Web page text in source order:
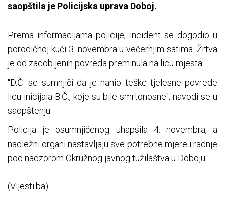
saopštila je Policijska uprava Doboj.
Prema informacijama policije, incident se dogodio u
porodičnoj kući 3. novembra u večernjim satima. Žrtva
je od zadobijenih povreda preminula na licu mjesta.
"D.Č. se sumnjiči da je nanio teške tjelesne povrede
licu inicijala B.Č., koje su bile smrtonosne", navodi se u
saopštenju.
Policija je osumnjičenog uhapsila 4. novembra, a
nadležni organi nastavljaju sve potrebne mjere i radnje
pod nadzorom Okružnog javnog tužilaštva u Doboju.
(Vijesti.ba)